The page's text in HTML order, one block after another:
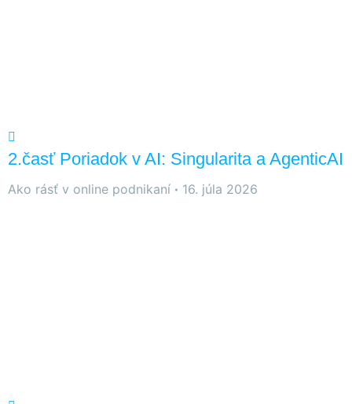
2.časť Poriadok v AI: Singularita a AgenticAI
Ako rásť v online podnikaní 16. júla 2026